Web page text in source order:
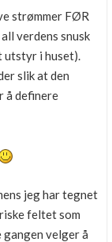
strømmer FØR
verdens snusk
utstyr i huset).
slik at den
å definere
jeg har tegnet
feltet som
velger å